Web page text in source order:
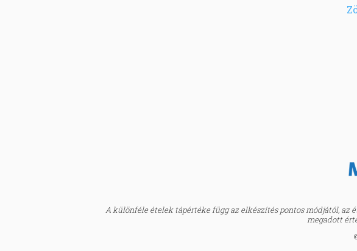
A különféle ételek tápértéke függ az elkészítés pontos módjától, az
megadott